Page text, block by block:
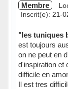
Membre
Inscrit(e): 21-
"les tuniques
est toujours
on ne peut en
d'inspiration et
difficile en
Il est tres